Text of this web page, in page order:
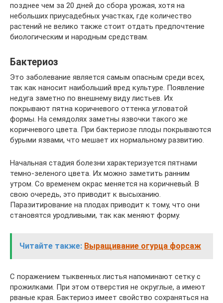
позднее чем за 20 дней до сбора урожая, хотя на
небольших приусадебных участках, где количество
растений не велико также стоит отдать предпочтение
биологическим и народным средствам.
Бактериоз
Это заболевание является самым опасным среди всех,
так как наносит наибольший вред культуре. Появление
недуга заметно по внешнему виду листьев. Их
покрывают пятна коричневого оттенка угловатой
формы. На семядолях заметны язвочки такого же
коричневого цвета. При бактериозе плоды покрываются
бурыми язвами, что мешает их нормальному развитию.
Начальная стадия болезни характеризуется пятнами
темно-зеленого цвета. Их можно заметить ранним
утром. Со временем окрас меняется на коричневый. В
свою очередь, это приводит к высыханию.
Паразитирование на плодах приводит к тому, что они
становятся уродливыми, так как меняют форму.
Читайте также: Выращивание огурца форсаж
С поражением тыквенных листья напоминают сетку с
прожилками. При этом отверстия не округлые, а имеют
рваные края. Бактериоз имеет свойство сохраняться на